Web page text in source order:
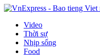
Video
Thời sự
Nhịp sống
Food